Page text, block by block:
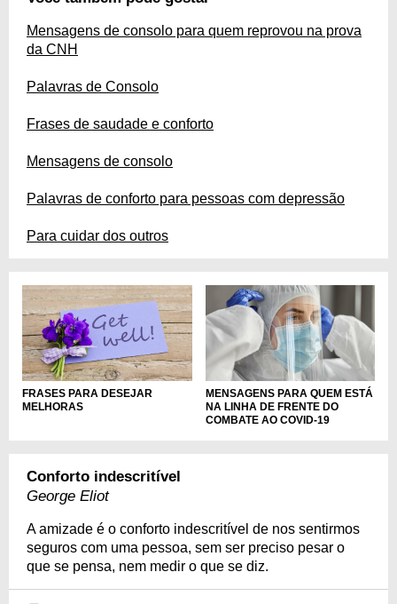
Mensagens de consolo para quem reprovou na prova
da CNH
Palavras de Consolo
Frases de saudade e conforto
Mensagens de consolo
Palavras de conforto para pessoas com depressão
Para cuidar dos outros
FRASES PARA DESEJAR
MELHORAS
MENSAGENS PARA QUEM ESTÁ
NA LINHA DE FRENTE DO
COMBATE AO COVID-19
Conforto indescritível
George Eliot
A amizade é o conforto indescritível de nos sentirmos
seguros com uma pessoa, sem ser preciso pesar o
que se pensa, nem medir o que se diz.